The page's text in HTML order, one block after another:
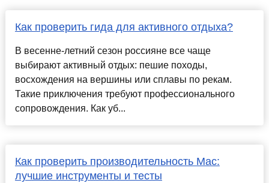
Как проверить гида для активного отдыха?
В весенне-летний сезон россияне все чаще
выбирают активный отдых: пешие походы,
восхождения на вершины или сплавы по рекам.
Такие приключения требуют профессионального
сопровождения. Как уб...
Как проверить производительность Mac:
лучшие инструменты и тесты